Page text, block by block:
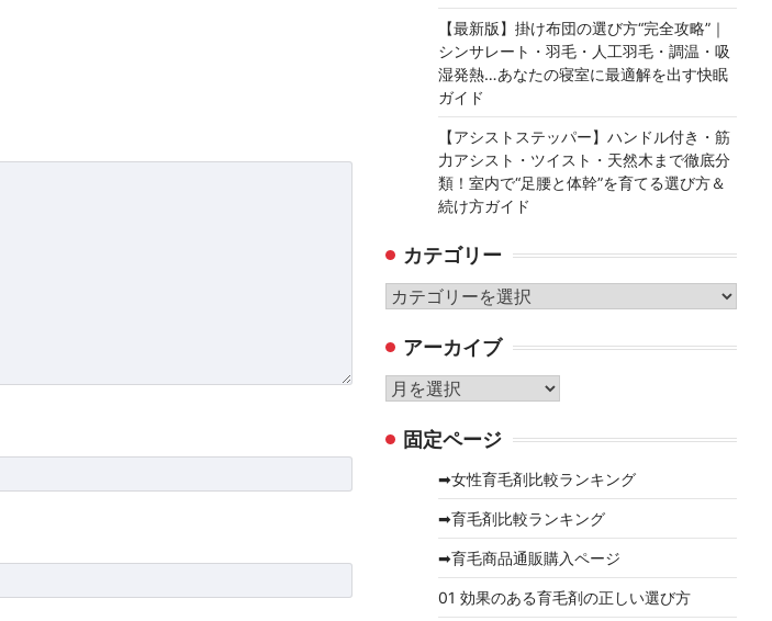
【最新版】掛け布団の選び方“完全攻略”｜
シンサレート・羽毛・人工羽毛・調温・吸
湿発熱…あなたの寝室に最適解を出す快眠
ガイド
【アシストステッパー】ハンドル付き・筋
力アシスト・ツイスト・天然木まで徹底分
類！室内で“足腰と体幹”を育てる選び方＆
続け方ガイド
カテゴリー
カ
ゴ
リ
ー
アーカイブ
ア
カ 固定ページ
➡女性育毛剤比較ランキング
➡育毛剤比較ランキング
➡育毛商品通販購入ページ
01 効果のある育毛剤の正しい選び方